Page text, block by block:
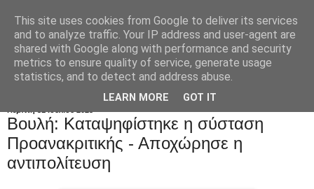
Βουλή: Kαταψηφίστηκε η σύσταση
Προανακριτικής - Αποχώρησε η
αντιπολίτευση
This site uses cookies from Google to deliver its services
and to analyze traffic. Your IP address and user-agent are
shared with Google along with performance and security
metrics to ensure quality of service, generate usage
statistics, and to detect and address abuse.
LEARN MORE GOT IT